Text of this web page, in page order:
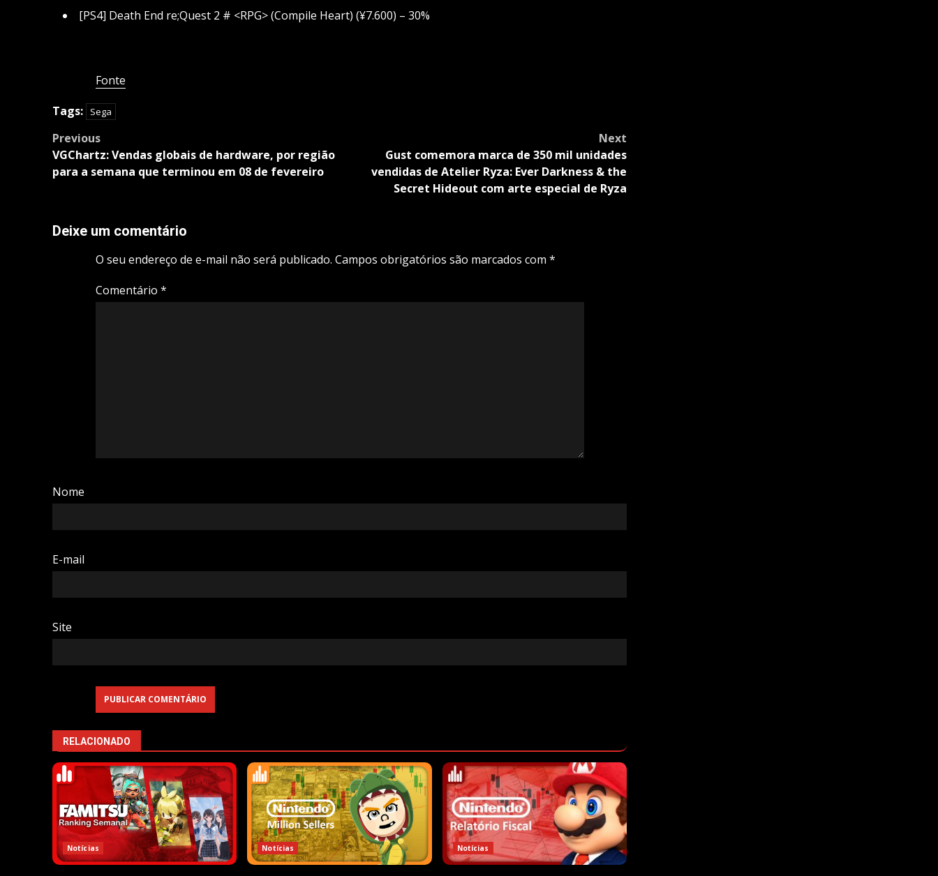
[PS4] Death End re;Quest 2 # <RPG> (Compile Heart) (¥7.600) – 30%
Fonte
Tags:
Sega
Post
navigation
Previous
VGChartz: Vendas globais de hardware, por região
para a semana que terminou em 08 de fevereiro
Next
Gust comemora marca de 350 mil unidades
vendidas de Atelier Ryza: Ever Darkness & the
Secret Hideout com arte especial de Ryza
Deixe um comentário
O seu endereço de e-mail não será publicado. Campos obrigatórios são marcados com *
Comentário *
Nome
E-mail
Site
RELACIONADO
Notícias Notícias Notícias